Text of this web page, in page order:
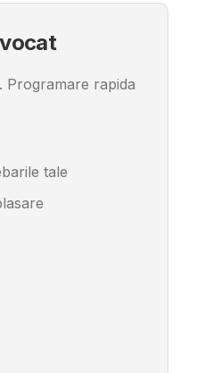
Programare rapida
tale